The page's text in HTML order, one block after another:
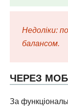
Недоліки:
балансом.
ЧЕРЕЗ
За